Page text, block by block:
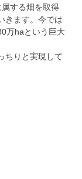
する畑を取得
きます。今では
万haという巨大
ちりと実現して